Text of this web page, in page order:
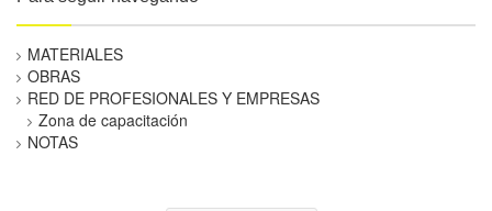
MATERIALES
OBRAS
RED DE PROFESIONALES Y EMPRESAS
Zona de capacitación
NOTAS